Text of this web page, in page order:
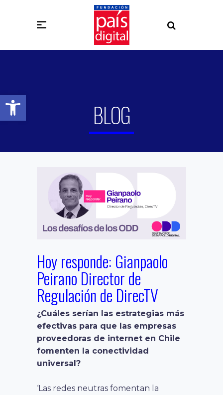
Abrir barra de herramientas
BLOG
Hoy responde: Gianpaolo
Peirano Director de
Regulación de DirecTV
¿Cuáles serían las estrategias más
efectivas para que las empresas
proveedoras de internet en Chile
fomenten la conectividad
universal?
‘Las redes neutras fomentan la